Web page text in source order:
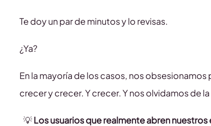
Te doy un par de minutos y lo revisas.
¿Ya?
En la mayoría de los casos, nos
crecer y crecer. Y crecer. Y nos olvidamos de
💡Los usuarios que realmente abren